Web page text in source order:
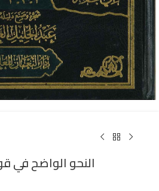
النحو الواضح في